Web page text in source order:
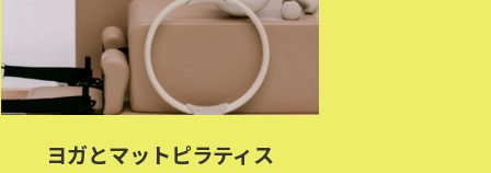
ヨガとマットピラティス